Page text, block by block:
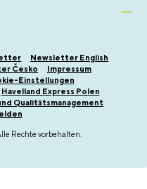
Newsletter English
Česko
Impressum
Einstellungen
Havelland Express Polen
Qualitätsmanagement
Rechte vorbehalten.